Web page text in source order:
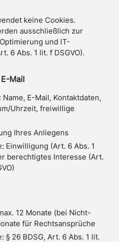
keine Cookies.
ausschließlich zur
und IT-
6 Abs. 1 lit. f DSGVO).
Mail
E-Mail, Kontaktdaten,
Uhrzeit, freiwillige
Ihres Anliegens
Einwilligung (Art. 6 Abs. 1
berechtigtes Interesse (Art.
12 Monate (bei Nicht-
für Rechtsansprüche
§ 26 BDSG, Art. 6 Abs. 1 lit.